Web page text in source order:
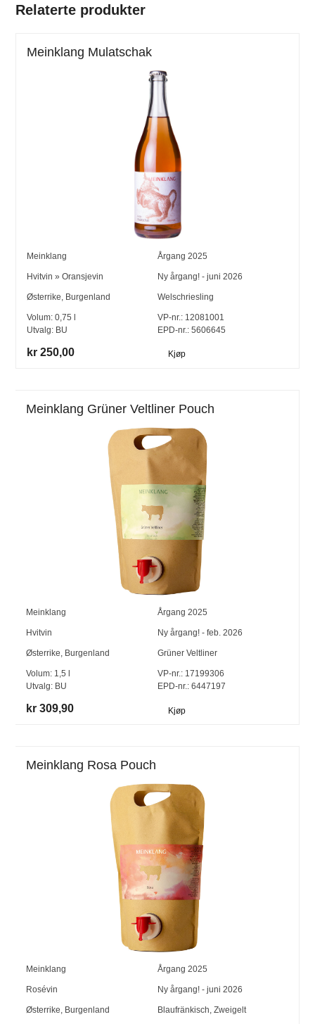
Relaterte produkter
Meinklang Mulatschak
Meinklang Årgang 2025
Hvitvin »Oransjevin Ny årgang! - juni 2026
Østerrike, Burgenland Welschriesling
Volum:0,75
Utvalg: BU
VP-nr.: 12081001
EPD-nr.: 5606645
kr 250,00 Kjøp
Meinklang Grüner Veltliner Pouch
Meinklang Årgang 2025
Hvitvin Ny årgang! - feb. 2026
Østerrike, Burgenland Grüner Veltliner
Volum: 1,5
Utvalg: BU
VP-nr.:17199306
EPD-nr.: 6447197
kr 309,90 Kjøp
Meinklang Rosa Pouch
Meinklang Årgang 2025
Rosévin Ny årgang! - juni 2026
Østerrike, Burgenland Blaufränkisch, Zweigelt